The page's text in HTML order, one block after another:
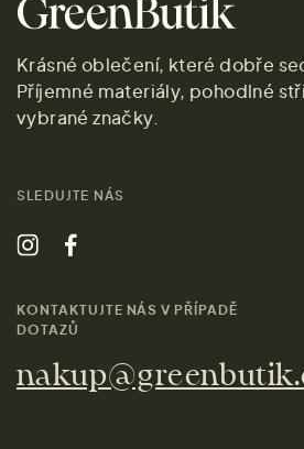
Krásné oblečení, které dobře
Příjemné materiály, pohodlné
vybrané značky.
SLEDUJTE NÁS
KONTAKTUJTE NÁS V PŘÍPADĚ
DOTAZŮ